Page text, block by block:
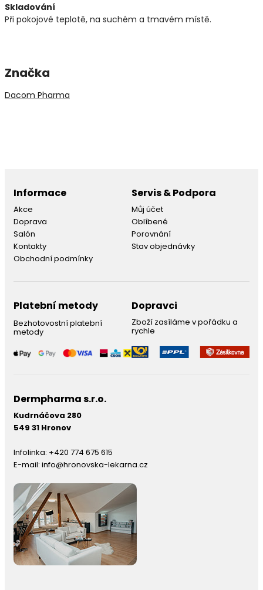
Skladování
Při pokojové teplotě, na suchém a tmavém místě.
Značka
Dacom Pharma
Informace
Akce
Doprava
Salón
Kontakty
Obchodní podmínky
Servis & Podpora
Můj účet
Oblíbené
Porovnání
Stav objednávky
Platební metody
Bezhotovostní platební
metody
Dopravci
Zboží zasíláme v pořádku a
rychle
Dermpharma s.r.o.
Kudrnáčova 280
549 31 Hronov
Infolinka: +420 774 675 615
E-mail: info@hronovska-lekarna.cz